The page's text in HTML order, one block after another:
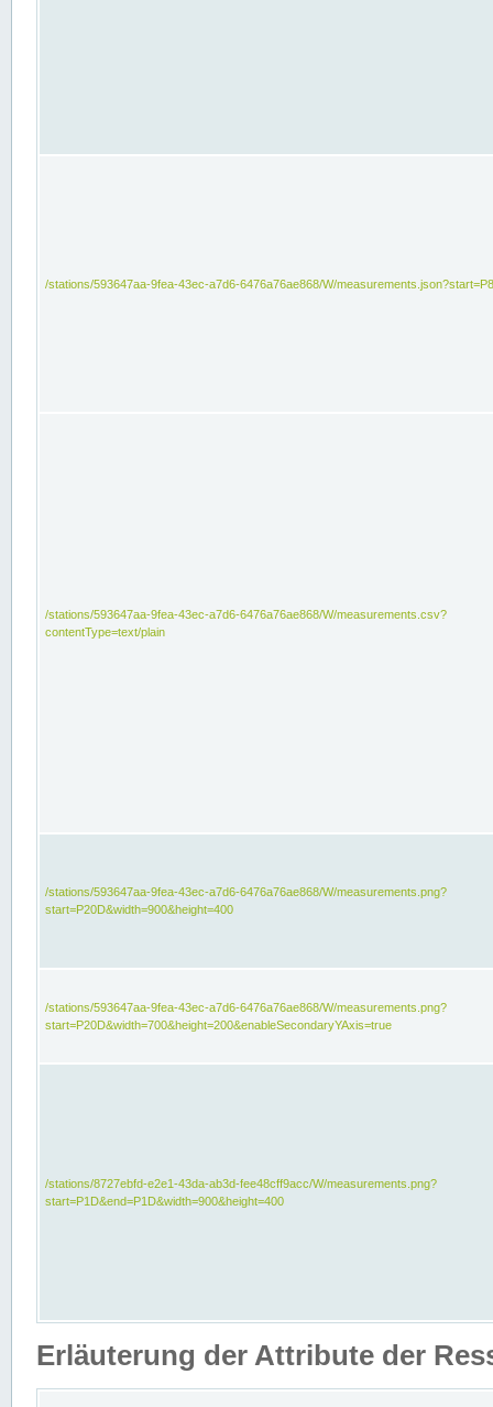
/stations/593647aa-9fea-43ec-a7d6-6476a76ae868/W/
/stations/593647aa-9fea-43ec-a7d6-6476a76ae868/W/measurements.csv?
contentType=text/plain
/stations/593647aa-9fea-43ec-a7d6-6476a76ae868/W/measurements.png?
start=P20D&width=900&height=400
/stations/593647aa-9fea-43ec-a7d6-6476a76ae868/W/measurements.png?
start=P20D&width=700&height=200&enableSecondaryYAxis=true
/stations/8727ebfd-e2e1-43da-ab3d-fee48cff9acc/W/measurements.png?
start=P1D&end=P1D&width=900&height=400
Erläuterung der Attribute der